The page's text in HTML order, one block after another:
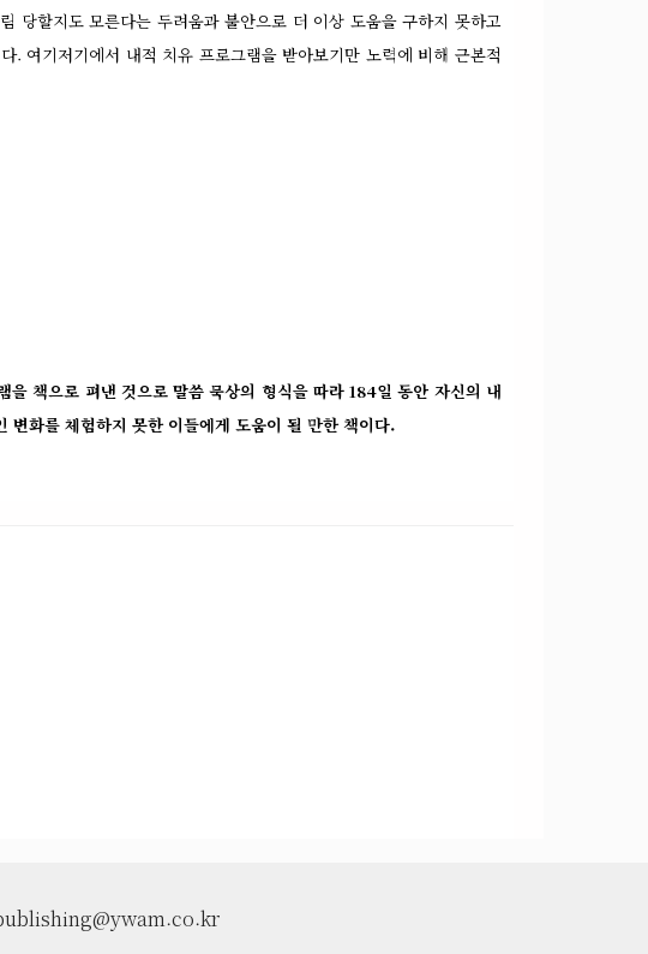
당할지도 모른다는 두려움과 불안으로 더 이상 도움을 구하지 못하고
여기저기에서 내적 치유 프로그램을 받아보기만 노력에 비해 근본적
을 책으로 펴낸 것으로말씀 묵상의 형식을 따라 184일 동안 자신의 내
화를 체험하지 못한 이들에게 도움이 될 만한 책이다.